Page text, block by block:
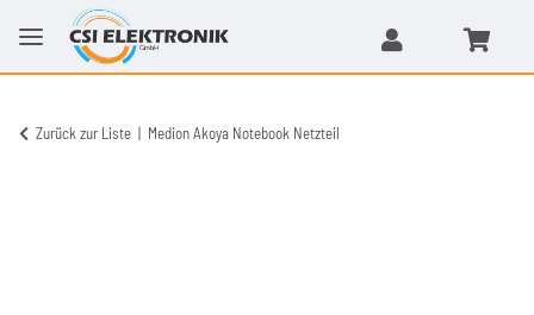
Zurück zur Liste Medion Akoya Notebook Netzteil